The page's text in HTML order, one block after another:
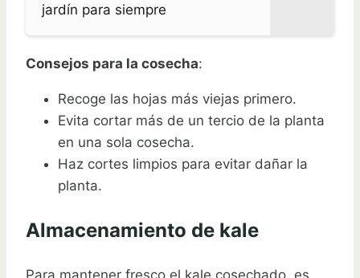
jardín para siempre
Consejos para la cosecha:
Recoge las hojas más viejas primero.
Evita cortar más de un tercio de la planta
en una sola cosecha.
Haz cortes limpios para evitar dañar la
planta.
Almacenamiento de kale
Para mantener fresco el kale cosechado, es